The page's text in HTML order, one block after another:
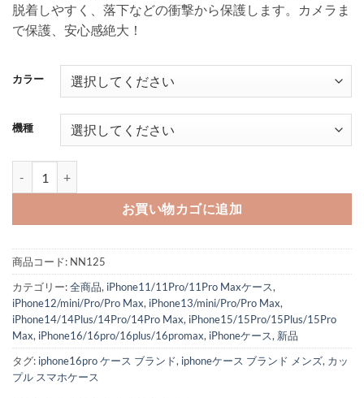
脱着しやすく、落下などの衝撃から保護します。カメラま
で保護、安心感絶大！
カラー
機種
お買い物カゴに追加
商品コード: NN125
カテゴリー:全商品, iPhone11/11Pro/11Pro Maxケース,
iPhone12/mini/Pro/Pro Max, iPhone13/mini/Pro/Pro Max,
iPhone14/14Plus/14Pro/14Pro Max, iPhone15/15Pro/15Plus/15Pro
Max, iPhone16/16pro/16plus/16promax, iPhoneケース, 新品
タグ: iphone16pro ケース ブランド, iphoneケース ブランド メンズ, カッ
プル スマホケース